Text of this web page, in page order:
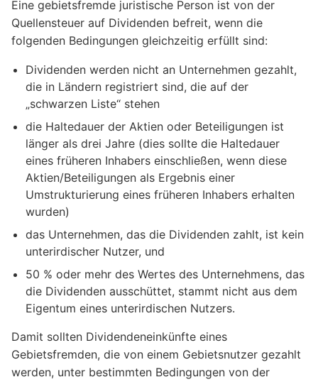
Eine gebietsfremde juristische Person ist von der
Quellensteuer auf Dividenden befreit, wenn die
folgenden Bedingungen gleichzeitig erfüllt sind:
Dividenden werden nicht an Unternehmen gezahlt,
die in Ländern registriert sind, die auf der
„schwarzen Liste“ stehen
die Haltedauer der Aktien oder Beteiligungen ist
länger als drei Jahre (dies sollte die Haltedauer
eines früheren Inhabers einschließen, wenn diese
Aktien/Beteiligungen als Ergebnis einer
Umstrukturierung eines früheren Inhabers erhalten
wurden)
das Unternehmen, das die Dividenden zahlt, ist kein
unterirdischer Nutzer, und
50 % oder mehr des Wertes des Unternehmens, das
die Dividenden ausschüttet, stammt nicht aus dem
Eigentum eines unterirdischen Nutzers.
Damit sollten Dividendeneinkünfte eines
Gebietsfremden, die von einem Gebietsnutzer gezahlt
werden, unter bestimmten Bedingungen von der